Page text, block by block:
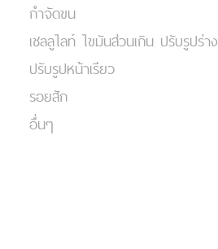
กำจัดขน
เชลลูไลท์ ไขมันส่วนเกิน ปรับรูปร่าง
ปรับรูปหน้าเรียว
รอยสัก
อื่นๆ